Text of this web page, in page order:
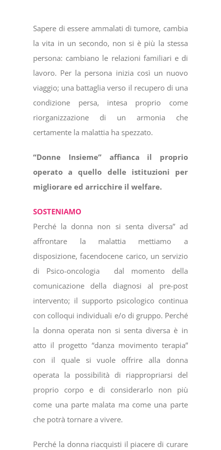
Sapere di essere ammalati di tumore, cambia
la vita in un secondo, non si è più la stessa
persona: cambiano le relazioni familiari e di
lavoro. Per la persona inizia così un nuovo
viaggio; una battaglia verso il recupero di una
condizione persa, intesa proprio come
riorganizzazione di un armonia che
certamente la malattia ha spezzato.
“Donne Insieme” affianca il proprio
operato a quello delle istituzioni per
migliorare ed arricchire il welfare.
SOSTENIAMO
Perché la donna non si senta diversa” ad
affrontare la malattia mettiamo a
disposizione, facendocene carico, un servizio
di Psico-oncologia dal momento della
comunicazione della diagnosi al pre-post
intervento; il supporto psicologico continua
con colloqui individuali e/o di gruppo. Perché
la donna operata non si senta diversa è in
atto il progetto “danza movimento terapia”
con il quale si vuole offrire alla donna
operata la possibilità di riappropriarsi del
proprio corpo e di considerarlo non più
come una parte malata ma come una parte
che potrà tornare a vivere.
Perché la donna riacquisti il piacere di curare